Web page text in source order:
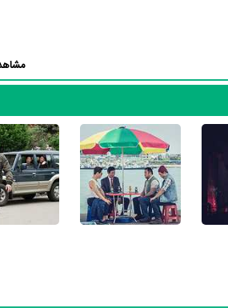
تجربه بازیگری موفقی برای خود
او افزود.
نیز بازی کرده است. Dong-seok Ma این‌بار با
Yoo GongوSoo-an Kimهمکاری داشت.